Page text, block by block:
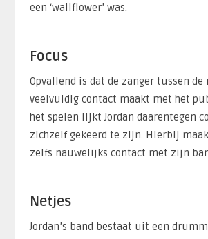
een ‘wallflower’ was.
Focus
Opvallend is dat de zanger tussen
veelvuldig contact maakt met het
het spelen lijkt Jordan daarentegen
zichzelf gekeerd te zijn. Hierbij
zelfs nauwelijks contact met zijn
Netjes
Jordan’s band bestaat uit een